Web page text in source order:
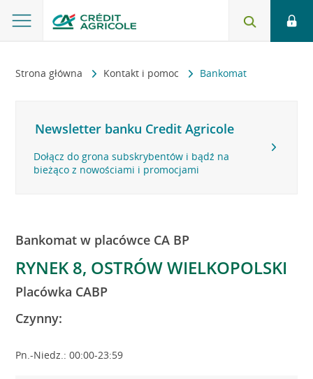
Strona główna Kontakt i pomoc Bankomat
Newsletter banku Credit Agricole
Dołącz do grona subskrybentów i bądź na
bieżąco z nowościami i promocjami
Bankomat w placówce CA BP
RYNEK 8, OSTRÓW WIELKOPOLSKI
Placówka CABP
Czynny:
Pn.-Niedz.: 00:00-23:59